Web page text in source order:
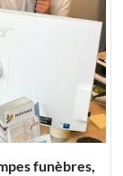
funèbres,